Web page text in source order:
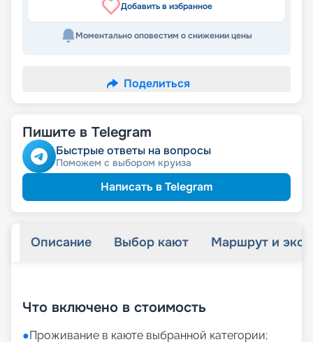
Добавить в избранное
Моментально оповестим о снижении цены
Поделиться
Пишите в Telegram
Быстрые ответы на вопросы
Поможем с выбором круиза
Написать в Telegram
Описание Выбор кают Маршрут и
Что включено в стоимость
●Проживание в каюте выбранной категории;